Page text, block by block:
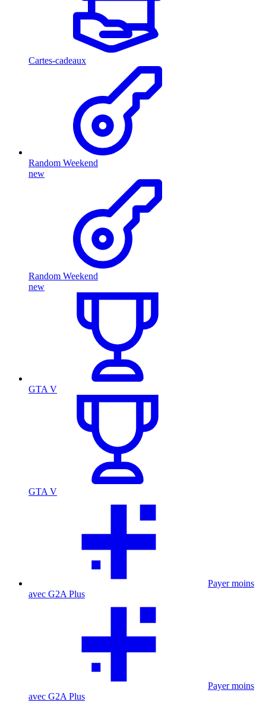
Cartes-cadeaux
Random Weekend
new
Random Weekend
new
GTA V
GTA V
Payer moins
avec G2A Plus
Payer moins
avec G2A Plus